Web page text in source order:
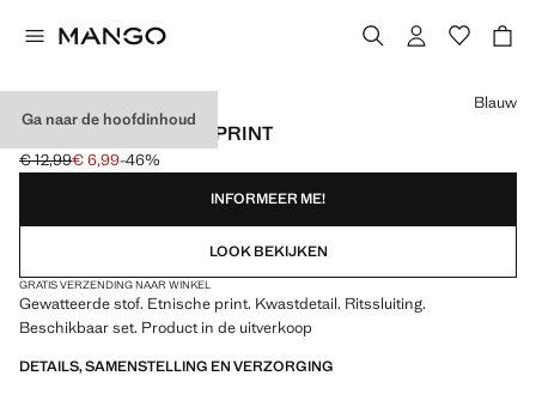
Ga naar de hoofdinhoud
ETUI MET ETNISCHE PRINT
Oorspronkelijke prijs doorgehaald [€ 12,99 ]
€ 12,99
Huidige prijs [€ 6,99 ]
€ 6,99-46%
Kies een kleur
Blauw
INFORMEER ME!
LOOK BEKIJKEN
GRATIS VERZENDING NAAR WINKEL
Gewatteerde stof. Etnische print. Kwastdetail. Ritssluiting.
Beschikbaar set. Product in de uitverkoop
DETAILS, SAMENSTELLING EN VERZORGING